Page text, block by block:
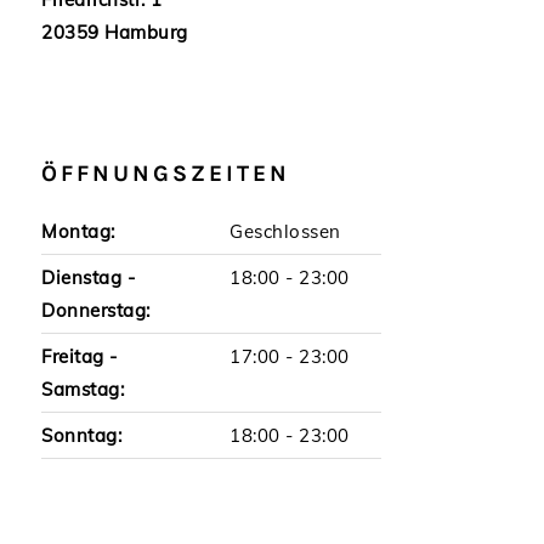
20359 Hamburg
ÖFFNUNGSZEITEN
Montag:
Geschlossen
Dienstag -
Donnerstag:
18:00 - 23:00
Freitag -
Samstag:
17:00 - 23:00
Sonntag: 18:00 - 23:00